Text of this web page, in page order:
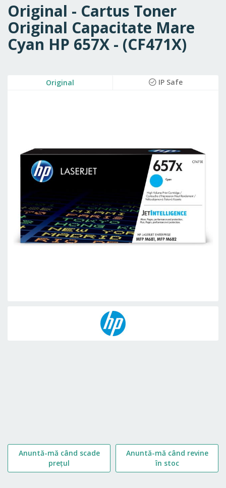
Original - Cartus Toner
Original Capacitate Mare
Cyan HP 657X - (CF471X)
Anuntă-mă când scade
prețul
Anuntă-mă când revine
în stoc
gallery
Original IP Safe